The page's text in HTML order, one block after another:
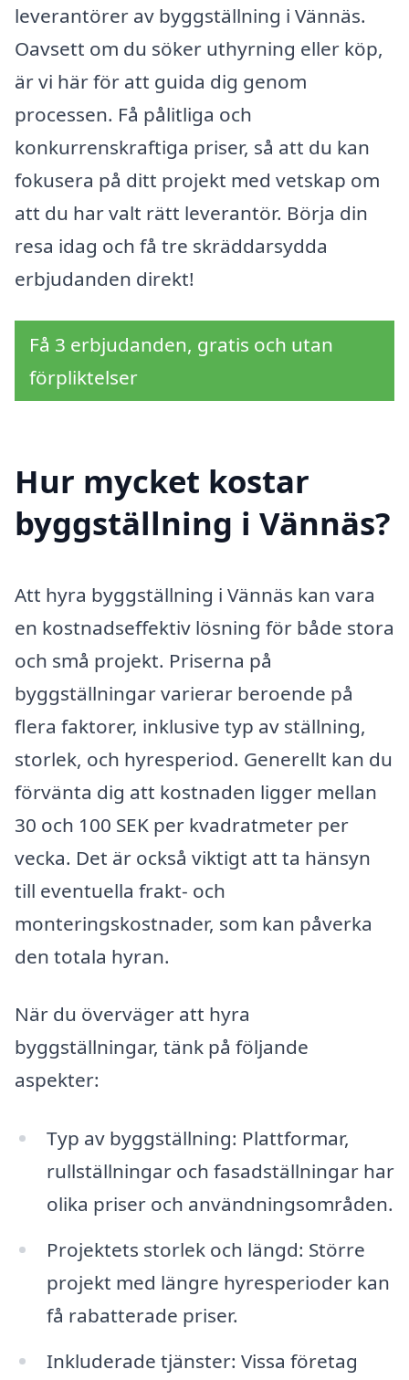
leverantörer av byggställning i Vännäs.
Oavsett om du söker uthyrning eller köp,
är vi här för att guida dig genom
processen. Få pålitliga och
konkurrenskraftiga priser, så att du kan
fokusera på ditt projekt med vetskap om
att du har valt rätt leverantör. Börja din
resa idag och få tre skräddarsydda
erbjudanden direkt!
Få 3 erbjudanden, gratis och utan
förpliktelser
Hur mycket kostar
byggställning i Vännäs?
Att hyra byggställning i Vännäs kan vara
en kostnadseffektiv lösning för både stora
och små projekt. Priserna på
byggställningar varierar beroende på
flera faktorer, inklusive typ av ställning,
storlek, och hyresperiod. Generellt kan du
förvänta dig att kostnaden ligger mellan
30 och 100 SEK per kvadratmeter per
vecka. Det är också viktigt att ta hänsyn
till eventuella frakt- och
monteringskostnader, som kan påverka
den totala hyran.
När du överväger att hyra
byggställningar, tänk på följande
aspekter:
Typ av byggställning: Plattformar,
rullställningar och fasadställningar har
olika priser och användningsområden.
Projektets storlek och längd: Större
projekt med längre hyresperioder kan
få rabatterade priser.
Inkluderade tjänster: Vissa företag